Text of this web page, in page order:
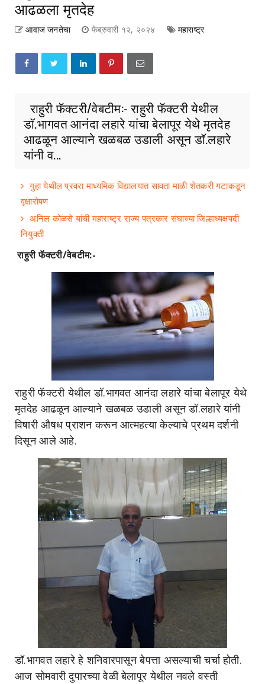
आढळला मृतदेह
आवाज जनतेचा फेब्रुवारी १२, २०२४ महाराष्ट्र
राहुरी फॅक्टरी/वेबटीम:- राहुरी फॅक्टरी येथील
डॉ.भागवत आनंदा लहारे यांचा बेलापूर येथे मृतदेह
आढळून आल्याने खळबळ उडाली असून डॉ.लहारे
यांनी व...
गुहा येथील प्रवरा माध्यमिक विद्यालयात सावता माळी शेतकरी गटाकडून
वृक्षारोपण
अनिल कोळसे यांची महाराष्ट्र राज्य पत्रकार संघाच्या जिल्हाध्यक्षपदी
नियुक्ती
राहुरी फॅक्टरी/वेबटीम:-
राहुरी फॅक्टरी येथील डॉ.भागवत आनंदा लहारे यांचा बेलापूर येथे
मृतदेह आढळून आल्याने खळबळ उडाली असून डॉ.लहारे यांनी
विषारी औषध प्राशन करून आत्महत्या केल्याचे प्रथम दर्शनी
दिसून आले आहे.
डॉ.भागवत लहारे हे शनिवारपासून बेपत्ता असल्याची चर्चा होती.
आज सोमवारी दुपारच्या वेळी बेलापूर येथील नवले वस्ती